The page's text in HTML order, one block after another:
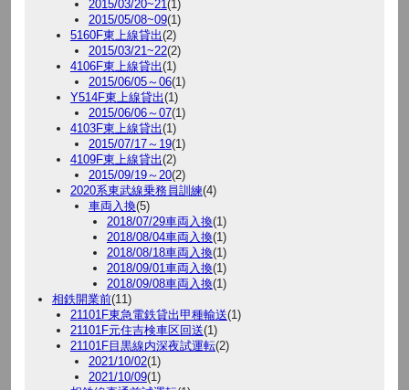
2015/03/20~21(1)
2015/05/08~09(1)
5160F東上線貸出(2)
2015/03/21~22(2)
4106F東上線貸出(1)
2015/06/05～06(1)
Y514F東上線貸出(1)
2015/06/06～07(1)
4103F東上線貸出(1)
2015/07/17～19(1)
4109F東上線貸出(2)
2015/09/19～20(2)
2020系東武線乗務員訓練(4)
車両入換(5)
2018/07/29車両入換(1)
2018/08/04車両入換(1)
2018/08/18車両入換(1)
2018/09/01車両入換(1)
2018/09/08車両入換(1)
相鉄開業前(11)
21101F東急電鉄貸出甲種輸送(1)
21101F元住吉検車区回送(1)
21101F目黒線内深夜試運転(2)
2021/10/02(1)
2021/10/09(1)